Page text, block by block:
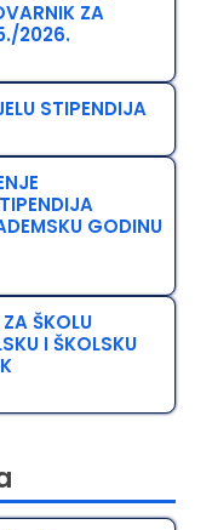
ZA
2026.
STIPENDIJA
GODINU
ŠKOLU
I ŠKOLSKU